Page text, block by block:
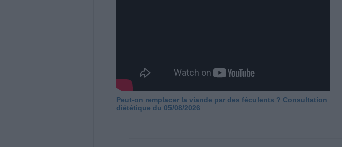
Peut-on remplacer la viande par des féculents ? Consultation
diététique du 05/08/2026